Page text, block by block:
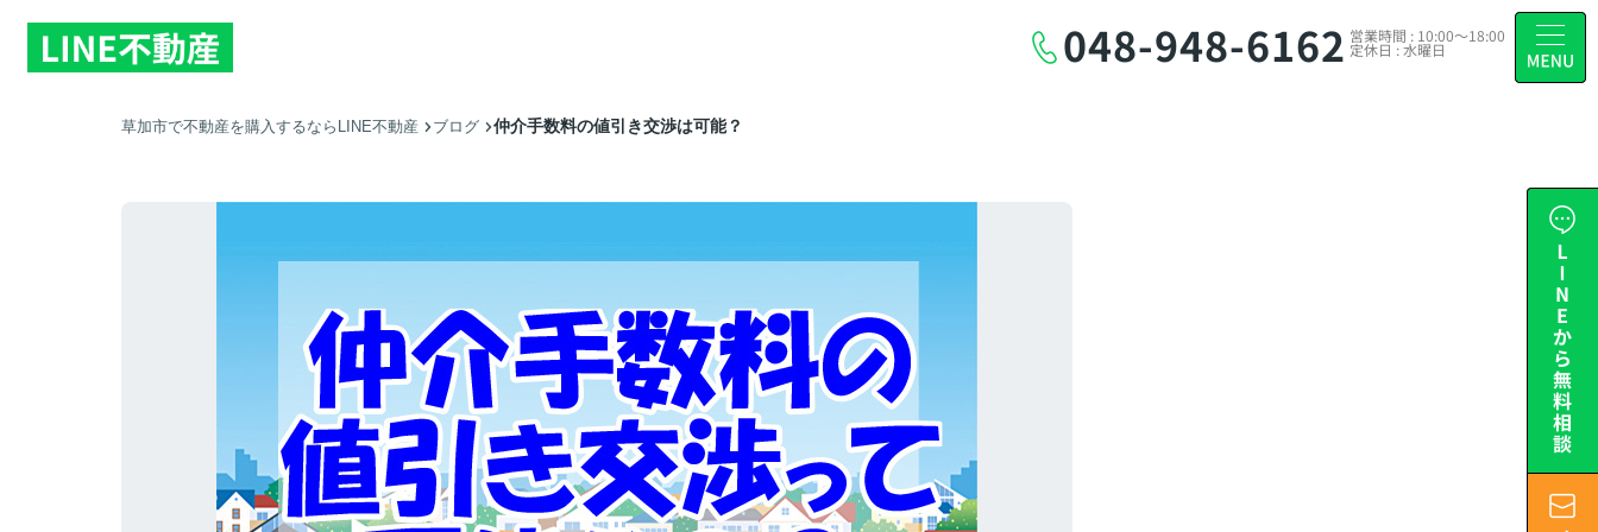
048-948-6162 営業時間 : 10:00～18:00
定休日 : 水曜日
草加市で不動産を購入するならLINE不動産 ブログ 仲介手数料の値引き交渉は可能？